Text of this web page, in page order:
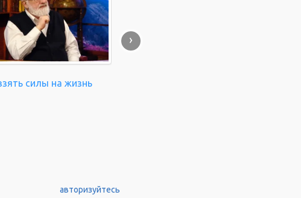
силы на жизнь
›
авторизуйтесь